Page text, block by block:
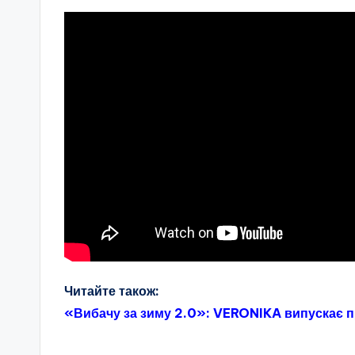
Читайте також:
«Вибачу за зиму 2.0»: VERONIKA випускає